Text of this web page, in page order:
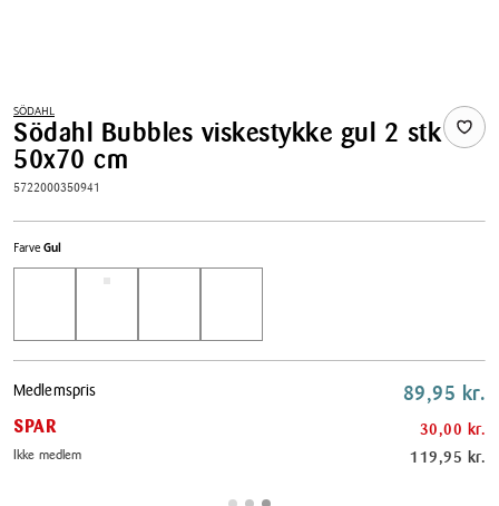
SÖDAHL
Södahl Bubbles viskestykke gul 2 stk
50x70 cm
5722000350941
FarveGul
Pris
tabel
Medlemspris 89,95 kr.
SPAR 30,00 kr.
Ikke medlem 119,95 kr.